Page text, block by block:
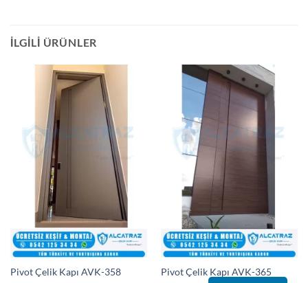
İLGILI ÜRÜNLER
Pivot Çelik Kapı AVK-358 Pivot Çelik Kapı AVK-365